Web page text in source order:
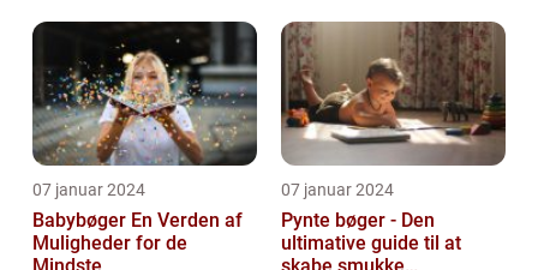
07 januar 2024
Babybøger En Verden af
Muligheder for de
07 januar 2024
Pynte bøger - Den
ultimative guide til at